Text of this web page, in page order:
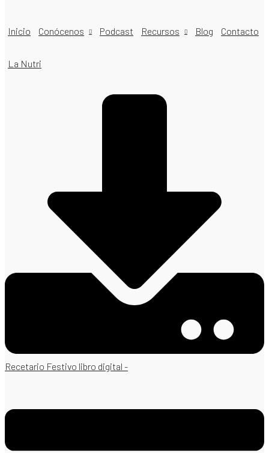
Inicio Conócenos Podcast Recursos Blog Contacto
La Nutri
Recetario Festivo libro digital -